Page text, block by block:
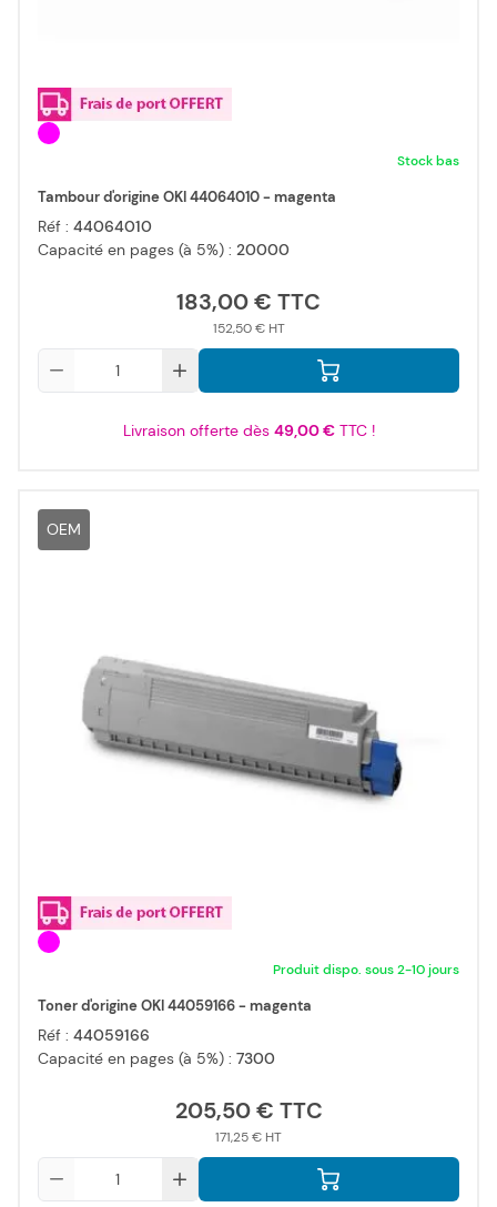
Stock bas
Tambour d'origine OKI 44064010 - magenta
Réf : 44064010
Capacité en pages (à 5%) : 20000
183,00 €
152,50 €
Livraison offerte dès 49,00 €TTC !
OEM
Produit dispo. sous 2-10 jours
Toner d'origine OKI 44059166 - magenta
Réf : 44059166
Capacité en pages (à 5%) : 7300
205,50 €
171,25 €